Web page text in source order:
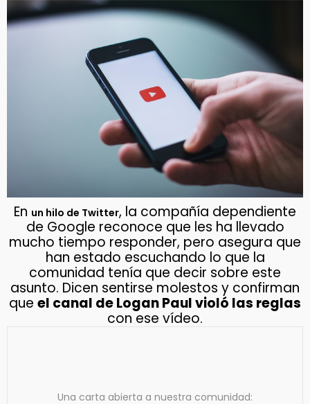
En un hilo de Twitter, la compañía dependiente
de Google reconoce que les ha llevado
mucho tiempo responder, pero asegura que
han estado escuchando lo que la
comunidad tenía que decir sobre este
asunto. Dicen sentirse molestos y confirman
que el canal de Logan Paul violó las reglas
con ese vídeo.
Una carta abierta a nuestra comunidad: